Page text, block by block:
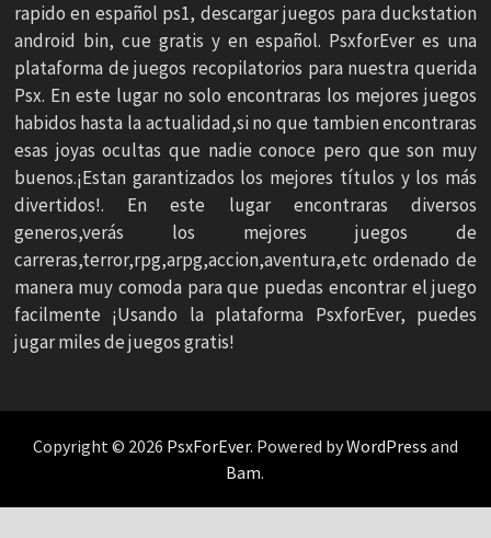
rapido en español ps1, descargar juegos para duckstation
android bin, cue gratis y en español. PsxforEver es una
plataforma de juegos recopilatorios para nuestra querida
Psx. En este lugar no solo encontraras los mejores juegos
habidos hasta la actualidad,si no que tambien encontraras
esas joyas ocultas que nadie conoce pero que son muy
buenos.¡Estan garantizados los mejores títulos y los más
divertidos!. En este lugar encontraras diversos
generos,verás los mejores juegos de
carreras,terror,rpg,arpg,accion,aventura,etc ordenado de
manera muy comoda para que puedas encontrar el juego
facilmente ¡Usando la plataforma PsxforEver, puedes
jugar miles de juegos gratis!
Copyright © 2026 PsxForEver. Powered byWordPress and
Bam.